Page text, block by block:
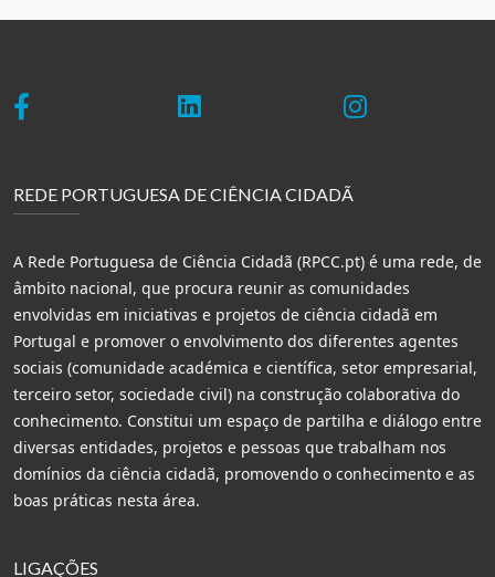
REDE PORTUGUESA DE CIÊNCIA CIDADÃ
A Rede Portuguesa de Ciência Cidadã (RPCC.pt) é uma rede, de
âmbito nacional, que procura reunir as comunidades
envolvidas em iniciativas e projetos de ciência cidadã em
Portugal e promover o envolvimento dos diferentes agentes
sociais (comunidade académica e científica, setor empresarial,
terceiro setor, sociedade civil) na construção colaborativa do
conhecimento. Constitui um espaço de partilha e diálogo entre
diversas entidades, projetos e pessoas que trabalham nos
domínios da ciência cidadã, promovendo o conhecimento e as
boas práticas nesta área.
LIGAÇÕES